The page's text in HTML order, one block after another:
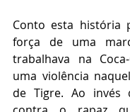
Conto esta história
força de uma
trabalhava na
uma violência
de Tigre. Ao invés